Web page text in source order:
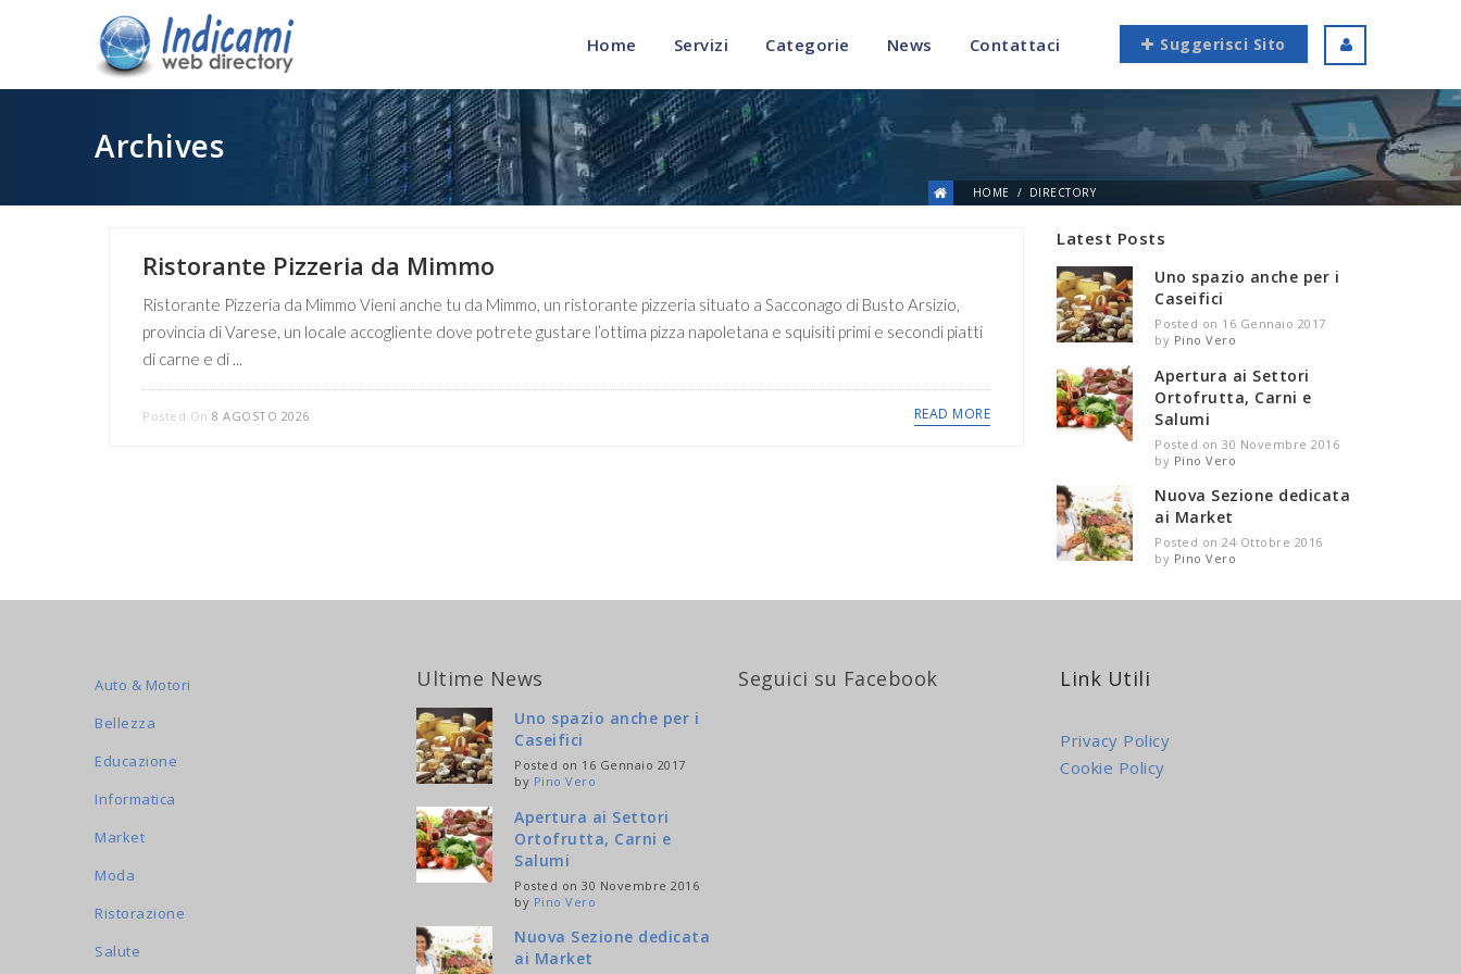
Home Servizi Categorie News Contattaci Suggerisci Sito
Archives
HOME DIRECTORY
Ristorante Pizzeria da Mimmo
Ristorante Pizzeria da Mimmo Vieni anche tu da Mimmo, un ristorante pizzeria situato a Sacconago di Busto Arsizio,
provincia di Varese, un locale accogliente dove potrete gustare l’ottima pizza napoletana e squisiti primi e secondi piatti
di carne e di ...
Posted On 8 AGOSTO 2026 READ MORE
Latest Posts
Uno spazio anche per i
Caseifici
Posted on 16 Gennaio 2017
by Pino Vero
Apertura ai Settori
Ortofrutta, Carni e
Salumi
Posted on 30 Novembre 2016
by Pino Vero
Nuova Sezione dedicata
ai Market
Posted on 24 Ottobre 2016
by Pino Vero
Auto & Motori
Bellezza
Educazione
Informatica
Market
Moda
Ristorazione
Salute
Ultime News
Uno spazio anche per i
Caseifici
Posted on 16 Gennaio 2017
by Pino Vero
Apertura ai Settori
Ortofrutta, Carni e
Salumi
Posted on 30 Novembre 2016
by Pino Vero
Nuova Sezione dedicata
ai Market
Seguici su Facebook Link Utili
Privacy Policy
Cookie Policy